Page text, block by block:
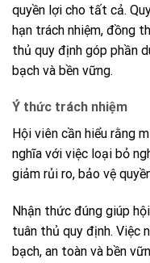
quyền lợi cho tất cả.
hạn trách nhiệm, đồng
thủ quy định góp phần
bạch và bền vững.
Ý thức trách nhiệm
Hội viên cần hiểu rằng
nghĩa với việc loại bỏ
giảm rủi ro, bảo vệ
Nhận thức đúng giúp
tuân thủ quy định. Việc
bạch, an toàn và bền